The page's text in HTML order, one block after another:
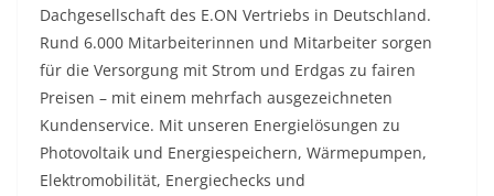
Dachgesellschaft des E.ON Vertriebs in Deutschland.
Rund 6.000 Mitarbeiterinnen und Mitarbeiter sorgen
für die Versorgung mit Strom und Erdgas zu fairen
Preisen – mit einem mehrfach ausgezeichneten
Kundenservice. Mit unseren Energielösungen zu
Photovoltaik und Energiespeichern, Wärmepumpen,
Elektromobilität, Energiechecks und